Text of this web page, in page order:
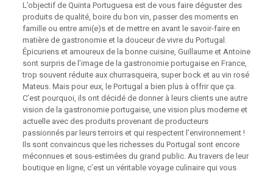
L’objectif de Quinta Portuguesa est de vous faire déguster des
produits de qualité, boire du bon vin, passer des moments en
famille ou entre ami(e)s et de mettre en avant le savoir-faire en
matière de gastronomie et la douceur de vivre du Portugal.
Épicuriens et amoureux de la bonne cuisine, Guillaume et Antoine
sont surpris de l’image de la gastronomie portugaise en France,
trop souvent réduite aux churrasqueira, super bock et au vin rosé
Mateus. Mais pour eux, le Portugal a bien plus à offrir que ça.
C’est pourquoi, ils ont décidé de donner à leurs clients une autre
vision de la gastronomie portugaise, une vision plus moderne et
actuelle avec des produits provenant de producteurs
passionnés par leurs terroirs et qui respectent l’environnement !
Ils sont convaincus que les richesses du Portugal sont encore
méconnues et sous-estimées du grand public. Au travers de leur
boutique en ligne, c’est un véritable voyage culinaire qui vous